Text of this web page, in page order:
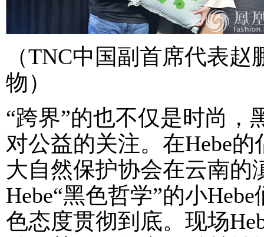
（TNC中国副首席代表
物）
“跨界”的也不仅是时尚，
对公益的关注。在Hebe
大自然保护协会在云南的
Hebe“黑色哲学”的小
色态度贯彻到底。现场